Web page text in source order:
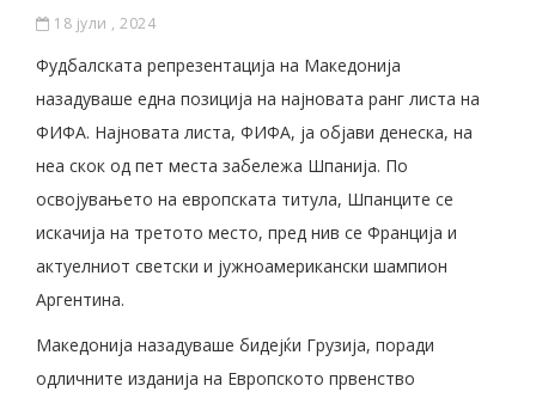
18 јули , 2024
Фудбалската репрезентација на Македонија
назадуваше една позиција на најновата ранг листа на
ФИФА. Најновата листа, ФИФА, ја објави денеска, на
неа скок од пет места забележа Шпанија. По
освојувањето на европската титула, Шпанците се
искачија на третото место, пред нив се Франција и
актуелниот светски и јужноамерикански шампион
Аргентина.
Македонија назадуваше бидејќи Грузија, поради
одличните изданија на Европското првенство